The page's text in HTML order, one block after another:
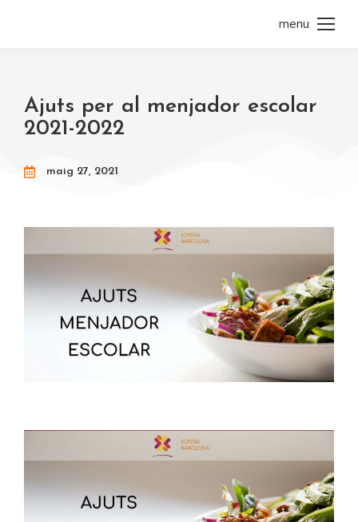
menu
Ajuts per al menjador escolar
2021-2022
maig 27, 2021